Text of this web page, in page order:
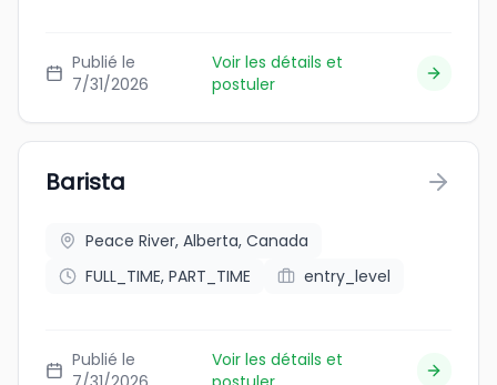
Publié le
7/31/2026
Voir les détails et
postuler
Barista
Peace River, Alberta, Canada
FULL_TIME, PART_TIME
entry_level
Publié le
Voir les détails et